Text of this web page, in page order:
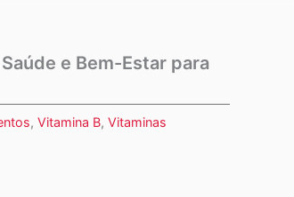
e Bem-Estar para
, Vitamina B, Vitaminas